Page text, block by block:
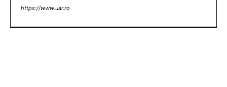
https://www.uar.ro